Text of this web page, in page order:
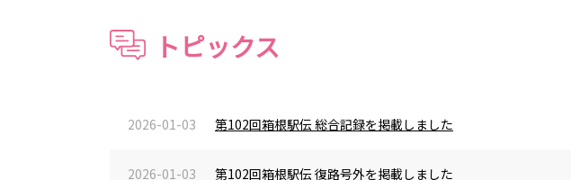
トピックス
2026-01-03 第102回箱根駅伝 総合記録を掲載しました
2026-01-03 第102回箱根駅伝 復路号外を掲載しました